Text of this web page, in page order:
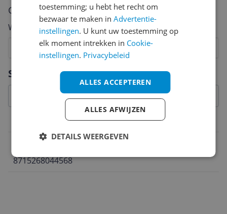
Specificaties
Belangrijkste kenmerken
8715268044568
Cijfer
Welk cijfer geef jij dit product?
7
6
5
4
3
2
toestemming; u hebt het recht om
bezwaar te maken inAdvertentie-
instellingen. U kunt uw toestemming op
elk moment intrekken in Cookie-
instellingen. Privacybeleid
ALLES ACCEPTEREN
ALLES AFWIJZEN
DETAILS WEERGEVEN